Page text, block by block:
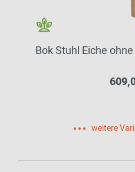
Bok Stuhl Eiche
weitere